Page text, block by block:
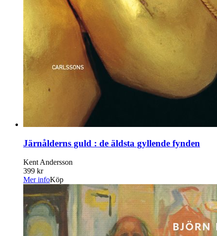
Järnålderns guld : de äldsta gyllende fynden
Kent Andersson
399 kr
Mer infoKöp